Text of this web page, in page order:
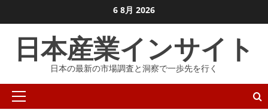
ン
に
6 8月 2026
日本産業インサイト
日本の最新の市場調査と洞察で一歩先を行く
プ